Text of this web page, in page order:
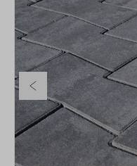
Poprzedni slajd